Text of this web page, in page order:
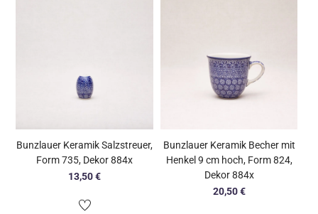
Bunzlauer Keramik Salzstreuer,
Form 735, Dekor 884x
13,50€
Bunzlauer Keramik Becher mit
Henkel 9 cm hoch, Form 824,
Dekor 884x
20,50€